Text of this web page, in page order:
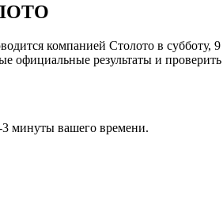
компанией Столото в субботу,
официальные результаты и
3 минуты вашего времени.